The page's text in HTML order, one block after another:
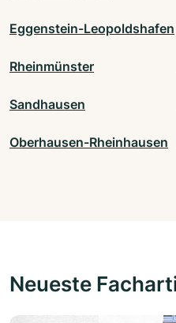
Eggenstein-Leopoldshafen
Rheinmünster
Sandhausen
Oberhausen-Rheinhausen
Neueste